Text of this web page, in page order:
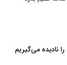
نادیده می‌گیریم